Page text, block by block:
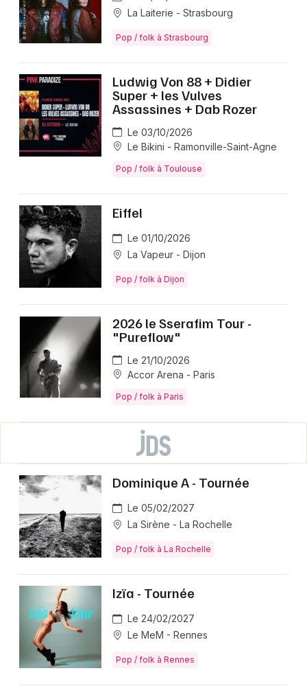
La Laiterie - Strasbourg
Pop / folk à Strasbourg
Ludwig Von 88 + Didier
Super + les Vulves
Assassines + Dab Rozer
Le 03/10/2026
Le Bikini - Ramonville-Saint-Agne
Pop / folk à Toulouse
Eiffel
Le 01/10/2026
La Vapeur - Dijon
Pop / folk à Dijon
2026 le Sserafim Tour -
"Pureflow"
Le 21/10/2026
Accor Arena - Paris
Pop / folk à Paris
Dominique A - Tournée
Le 05/02/2027
La Sirène - La Rochelle
Pop / folk à La Rochelle
Izïa - Tournée
Le 24/02/2027
Le MeM - Rennes
Pop / folk à Rennes